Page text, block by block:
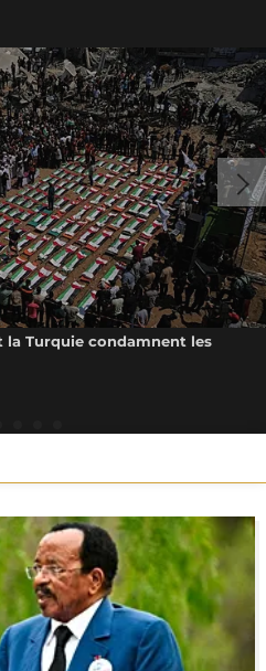
la Turquie condamnent les